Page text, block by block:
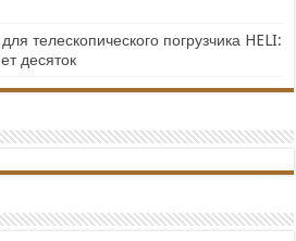
телескопического погрузчика HELI:
десяток